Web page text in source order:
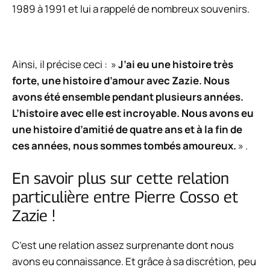
1989 à 1991 et lui a rappelé de nombreux souvenirs.
Ainsi, il précise ceci : »J’ai eu une histoire très
forte, une histoire d’amour avec Zazie. Nous
avons été ensemble pendant plusieurs années.
L’histoire avec elle est incroyable. Nous avons eu
une histoire d’amitié de quatre ans et à la fin de
ces années, nous sommes tombés amoureux. » .
En savoir plus sur cette relation
particulière entre Pierre Cosso et
Zazie !
C’est une relation assez surprenante dont nous
avons eu connaissance. Et grâce à sa discrétion, peu